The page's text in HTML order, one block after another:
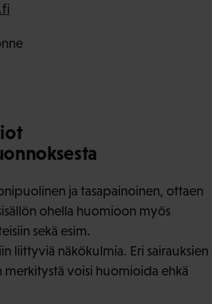
ja tasapainoinen, ottaen
ohella huomioon myös
sekä esim.
liittyviä näkökulmia. Eri sairauksien
voisi huomioida ehkä